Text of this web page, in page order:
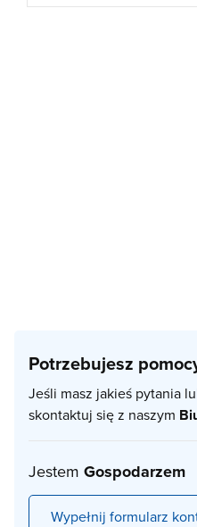
Potrzebujesz
Jeśli masz jakieś pytania
skontaktuj się z naszym
Jestem Gospodarzem
Wypełnij formularz